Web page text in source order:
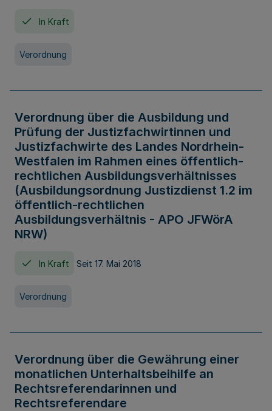
In Kraft
Verordnung
Verordnung über die Ausbildung und
Prüfung der Justizfachwirtinnen und
Justizfachwirte des Landes Nordrhein-
Westfalen im Rahmen eines öffentlich-
rechtlichen Ausbildungsverhältnisses
(Ausbildungsordnung Justizdienst 1.2 im
öffentlich-rechtlichen
Ausbildungsverhältnis - APO JFWörA
NRW)
In Kraft Seit 17. Mai 2018
Verordnung
Verordnung über die Gewährung einer
monatlichen Unterhaltsbeihilfe an
Rechtsreferendarinnen und
Rechtsreferendare